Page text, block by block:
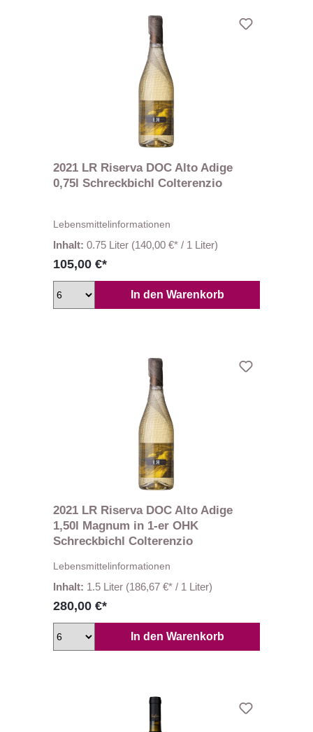
2021 LR Riserva DOC Alto Adige
0,75l Schreckbichl Colterenzio
Lebensmittelinformationen
Inhalt: 0.75 Liter (140,00 €* / 1 Liter)
105,00 €*
In den Warenkorb
2021 LR Riserva DOC Alto Adige
1,50l Magnum in 1-er OHK
Schreckbichl Colterenzio
Lebensmittelinformationen
Inhalt: 1.5 Liter (186,67 €* / 1 Liter)
280,00 €*
In den Warenkorb